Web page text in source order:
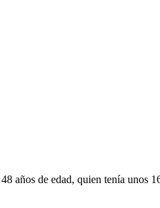
años de edad, quien tenía unos